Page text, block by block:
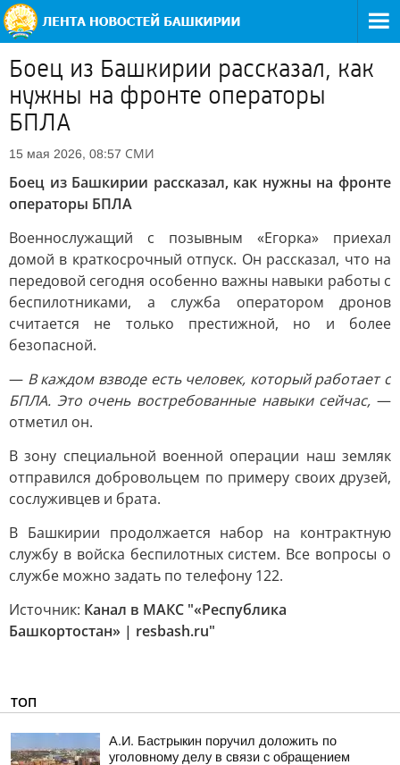
Боец из Башкирии рассказал, как
нужны на фронте операторы
БПЛА
15 мая 2026, 08:57 СМИ
Боец из Башкирии рассказал, как нужны на фронте
операторы БПЛА
Военнослужащий с позывным «Егорка» приехал
домой в краткосрочный отпуск. Он рассказал, что на
передовой сегодня особенно важны навыки работы с
беспилотниками, а служба оператором дронов
считается не только престижной, но и более
безопасной.
— В каждом взводе есть человек, который работает с
БПЛА. Это очень востребованные навыки сейчас, —
отметил он.
В зону специальной военной операции наш земляк
отправился добровольцем по примеру своих друзей,
сослуживцев и брата.
В Башкирии продолжается набор на контрактную
службу в войска беспилотных систем. Все вопросы о
службе можно задать по телефону 122.
Источник: Канал в МАКС "«Республика
Башкортостан» | resbash.ru"
ТОП
А.И. Бастрыкин поручил доложить по
уголовному делу в связи с обращением